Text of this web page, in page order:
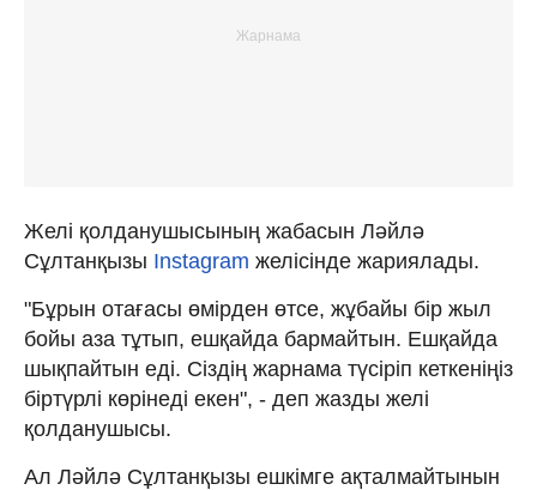
Желі қолданушысының жабасын Ләйлә
Сұлтанқызы Instagram желісінде жариялады.
"Бұрын отағасы өмірден өтсе, жұбайы бір жыл
бойы аза тұтып, ешқайда бармайтын. Ешқайда
шықпайтын еді. Сіздің жарнама түсіріп кеткеніңіз
біртүрлі көрінеді екен", - деп жазды желі
қолданушысы.
Ал Ләйлә Сұлтанқызы ешкімге ақталмайтынын